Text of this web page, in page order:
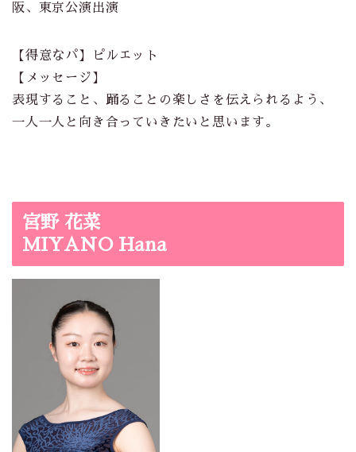
阪、東京公演出演
【得意なパ】ピルエット
【メッセージ】
表現すること、踊ることの楽しさを伝えられるよう、
一人一人と向き合っていきたいと思います。
宮野 花菜
MIYANO Hana